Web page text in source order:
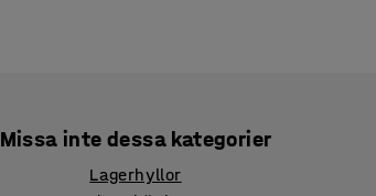
Missa inte dessa kategorier
Lagerhyllor